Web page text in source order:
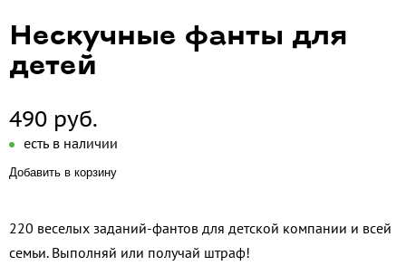
Нескучные фанты для
детей
490 руб.
есть в наличии
Добавить в корзину
220 веселых заданий-фантов для детской компании и всей
семьи. Выполняй или получай штраф!